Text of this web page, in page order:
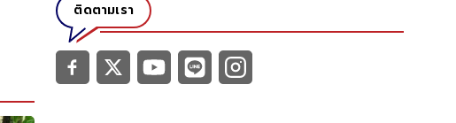
ติดตามเรา